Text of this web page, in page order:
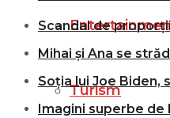
Turism
Scandal de
Mihai și Ana se
Soția lui Joe Biden,
Imagini superbe de